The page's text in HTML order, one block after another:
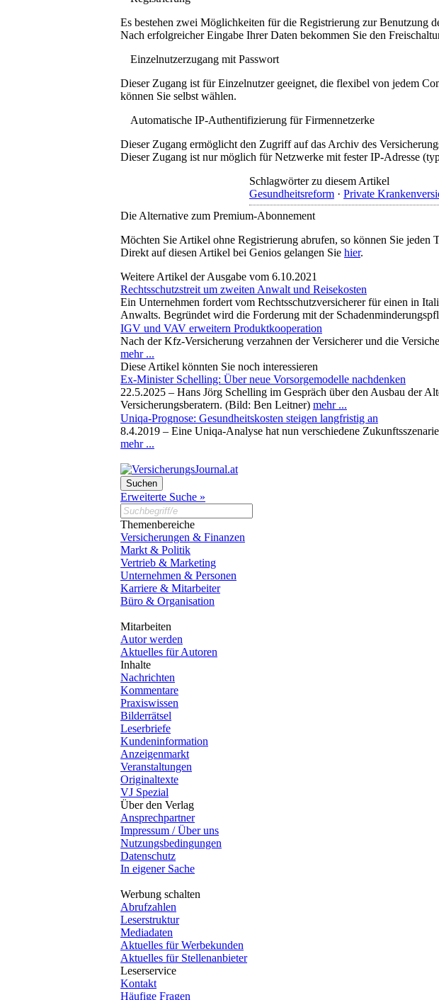
Es bestehen zwei Möglichkeiten für die Registrierung zur Benutzung
Nach erfolgreicher Eingabe Ihrer Daten bekommen Sie den
Einzelnutzerzugang mit Passwort
Dieser Zugang ist für Einzelnutzer geeignet, die flexibel von jedem
können Sie selbst wählen.
Automatische IP-Authentifizierung für Firmennetzerke
Dieser Zugang ermöglicht den Zugriff auf das Archiv des
Dieser Zugang ist nur möglich für Netzwerke mit fester IP-Adresse
Schlagwörter zu diesem Artikel
Gesundheitsreform · Private
Die Alternative zum Premium-Abonnement
Möchten Sie Artikel ohne Registrierung abrufen, so können Sie jeden
Direkt auf diesen Artikel bei Genios gelangen Sie hier.
Weitere Artikel der Ausgabe vom 6.10.2021
Rechtsschutzstreit um zweiten Anwalt und Reisekosten
Ein Unternehmen fordert vom Rechtsschutzversicherer für einen in
Anwalts. Begründet wird die Forderung mit der
IGV und VAV erweitern Produktkooperation
Nach der Kfz-Versicherung verzahnen der Versicherer und die
mehr ...
Diese Artikel könnten Sie noch interessieren
Ex-Minister Schelling: Über neue Vorsorgemodelle nachdenken
22.5.2025 – Hans Jörg Schelling im Gespräch über den Ausbau der
Versicherungsberatern. (Bild: Ben Leitner) mehr ...
Uniqa-Prognose: Gesundheitskosten steigen langfristig an
8.4.2019 – Eine Uniqa-Analyse hat nun verschiedene
mehr ...
Erweiterte Suche »
Themenbereiche
Versicherungen & Finanzen
Markt & Politik
Vertrieb & Marketing
Unternehmen & Personen
Karriere & Mitarbeiter
Büro & Organisation
Mitarbeiten
Autor werden
Aktuelles für Autoren
Inhalte
Nachrichten
Kommentare
Praxiswissen
Bilderrätsel
Leserbriefe
Kundeninformation
Anzeigenmarkt
Veranstaltungen
Originaltexte
VJ Spezial
Über den Verlag
Ansprechpartner
Impressum / Über uns
Nutzungsbedingungen
Datenschutz
In eigener Sache
Werbung schalten
Abrufzahlen
Leserstruktur
Mediadaten
Aktuelles für Werbekunden
Aktuelles für Stellenanbieter
Leserservice
Kontakt
Häufige Fragen